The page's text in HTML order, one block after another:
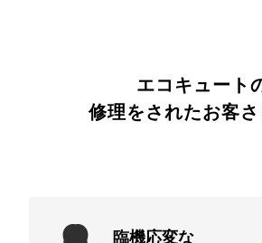
エコキュート
修理をされたお客
お願いして